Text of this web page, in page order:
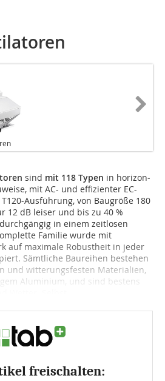
sind mit 118 Typen in horizon­
mit AC- und effizienter EC-
Ausführung, von Baugröße 180
12 dB leiser und bis zu 40 %
in einem zeitlosen
Familie wurde mit
auf maximale Robustheit in jeder
Sämtliche Baureihen bestehen
und witterungsfesten Materialien,
Aluminium, und sind bestens
freischalten: